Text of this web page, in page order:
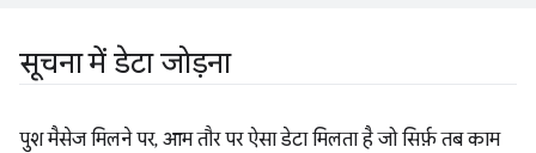
सूचना में डेटा जोड़ना
पुश मैसेज मिलने पर, आम तौर पर ऐसा डेटा मिलता है जो सिर्फ़ तब काम